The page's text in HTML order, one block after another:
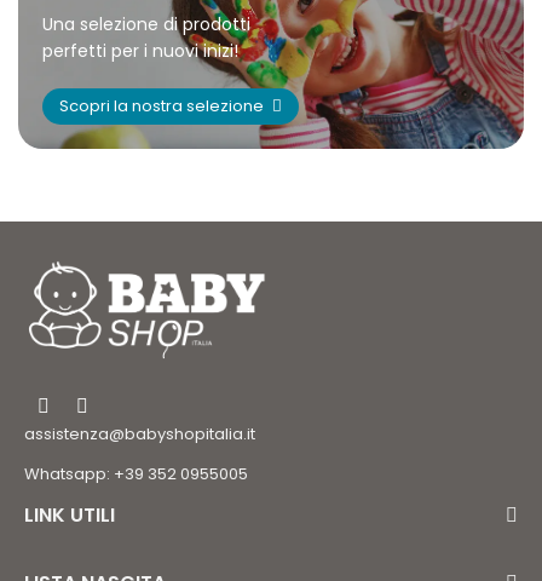
Una selezione di prodotti
perfetti per i nuovi inizi!
Scopri la nostra selezione
assistenza@babyshopitalia.it
Whatsapp: +39 352 0955005
LINK UTILI